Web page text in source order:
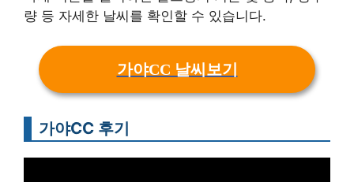
량 등 자세한 날씨를 확인할 수 있습니다.
가야CC 날씨보기
가야CC 후기